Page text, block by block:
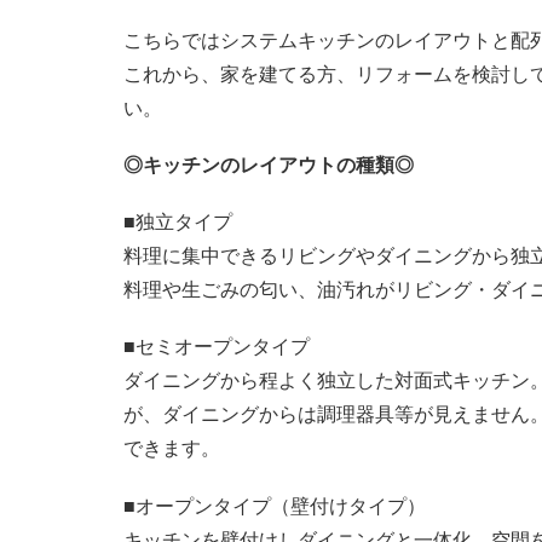
こちらではシステムキッチンのレイアウトと
これから、家を建てる方、リフォームを検討
い。
◎キッチンのレイアウトの種類◎
■独立タイプ
料理に集中できるリビングやダイニングから
料理や生ごみの匂い、油汚れがリビング・ダイ
■セミオープンタイプ
ダイニングから程よく独立した対面式キッチ
が、ダイニングからは調理器具等が見えませ
できます。
■オープンタイプ（壁付けタイプ）